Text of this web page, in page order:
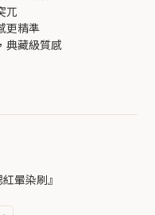
兀
更精準
典藏級質感
暈染刷』